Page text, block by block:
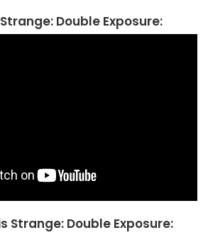
Double Exposure:
Strange: Double Exposure: